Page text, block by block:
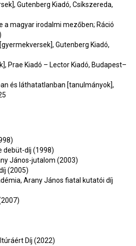
Gutenberg Kiadó, Csíkszereda,
magyar irodalmi mezőben; Ráció
Gutenberg Kiadó,
Prae Kiadó – Lector Kiadó, Budapest–
és láthatatlanban [tanulmányok],
debüt-díj (1998)
János-jutalom (2003)
(2005)
Arany János fiatal kutatói díj
Díj (2022)